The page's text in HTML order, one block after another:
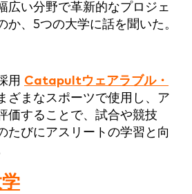
広い分野で革新的なプロジェ
か、5つの大学に話を聞いた。
用 Catapultウェアラブル・
ざまなスポーツで使用し、ア
価することで、試合や競技
たびにアスリートの学習と向